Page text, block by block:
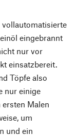
vollautomatisierte
eingebrannt
nur vor
einsatzbereit.
Töpfe also
nur einige
Malen
um
und ein